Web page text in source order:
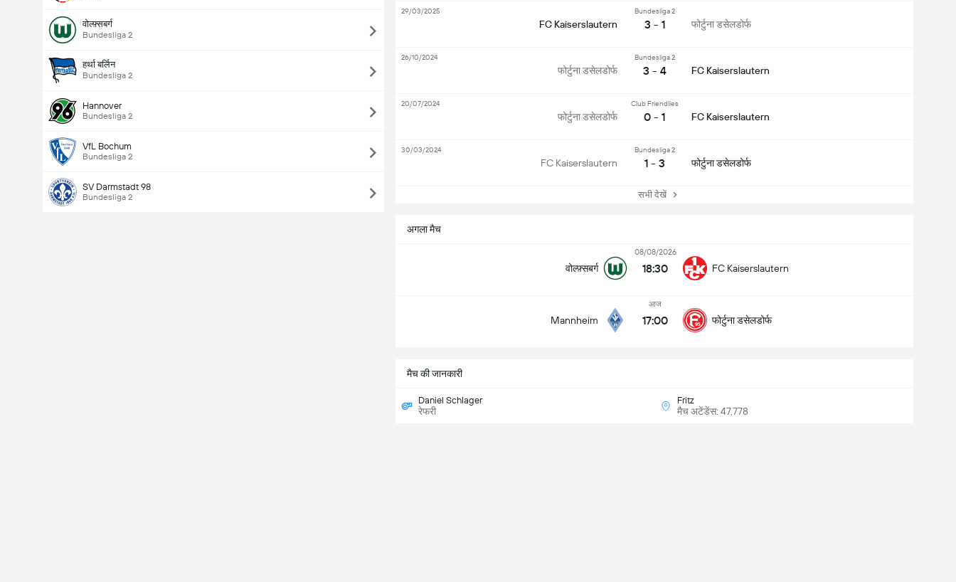
वोल्फ़्सबर्ग
Bundesliga 2
हर्था बर्लिन
Bundesliga 2
Hannover
Bundesliga 2
VfL Bochum
Bundesliga 2
SV Darmstadt 98
Bundesliga 2
अगला मैच
वोल्फ़्सबर्ग
08/08/2026
18:30 FC Kaiserslautern
Mannheim
आज
17:00 फोर्टुना डसेलडोर्फ
मैच की जानकारी
Daniel Schlager
रेफरी
Fritz
मैच अटेंडेंस: 47,778
FC Kaiserslautern
Bundesliga 2
3 - 1 फोर्टुना डसेलडोर्फ
29/03/2025
फोर्टुना डसेलडोर्फ
Bundesliga 2
3 - 4 FC Kaiserslautern
26/10/2024
फोर्टुना डसेलडोर्फ
Club Friendlies
0 - 1 FC Kaiserslautern
20/07/2024
FC Kaiserslautern
Bundesliga 2
1 - 3 फोर्टुना डसेलडोर्फ
30/03/2024
सभी देखें